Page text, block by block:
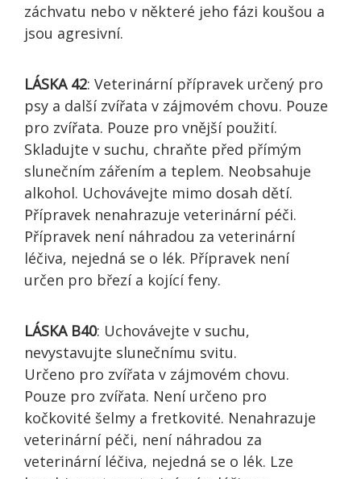
záchvatu nebo v některé jeho fázi koušou a
jsou agresivní.
LÁSKA 42: Veterinární přípravek určený pro
psy a další zvířata v zájmovém chovu. Pouze
pro zvířata. Pouze pro vnější použití.
Skladujte v suchu, chraňte před přímým
slunečním zářením a teplem. Neobsahuje
alkohol. Uchovávejte mimo dosah dětí.
Přípravek nenahrazuje veterinární péči.
Přípravek není náhradou za veterinární
léčiva, nejedná se o lék. Přípravek není
určen pro březí a kojící feny.
LÁSKA B40: Uchovávejte v suchu,
nevystavujte slunečnímu svitu.
Určeno pro zvířata v zájmovém chovu.
Pouze pro zvířata. Není určeno pro
kočkovité šelmy a fretkovité. Nenahrazuje
veterinární péči, není náhradou za
veterinární léčiva, nejedná se o lék. Lze